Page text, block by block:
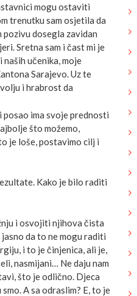
mogu ostaviti
trenutku sam osjetila da
pozivu dosegla zavidan
Sretna sam i čast mi je
učenika, moje
Sarajevo. Uz te
i hrabrost da
posao ima svoje prednosti
što možemo,
je loše, postavimo cilj i
Kako je bilo raditi
i osvojiti njihova čista
da to ne mogu raditi
i to je činjenica, ali je,
nasmijani… Ne daju nam
što je odlično. Djeca
A sa odraslim? E, to je